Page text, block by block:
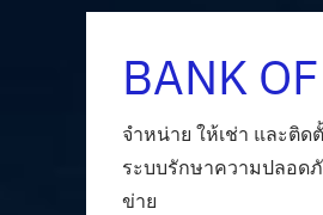
contentBANK
จำหน่าย ให้เช่า และติด
ระบบรักษาความปลอดภั
ข่าย